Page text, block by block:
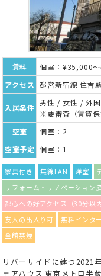
賃料
個室：¥35,000
アクセス
都営新宿線 住吉
入居条件
男性 / 女性 / 外
※要審査（賃貸保
空室
個室：2
空室予定 個室：1
家具付き 無線LAN 洋室
リフォーム・リノベーション
都心への好アクセス（30分以内
友人の出入り可
無料インタ
全館禁煙
リバーサイドに建つ2021
ェアハウス 東京メトロ半